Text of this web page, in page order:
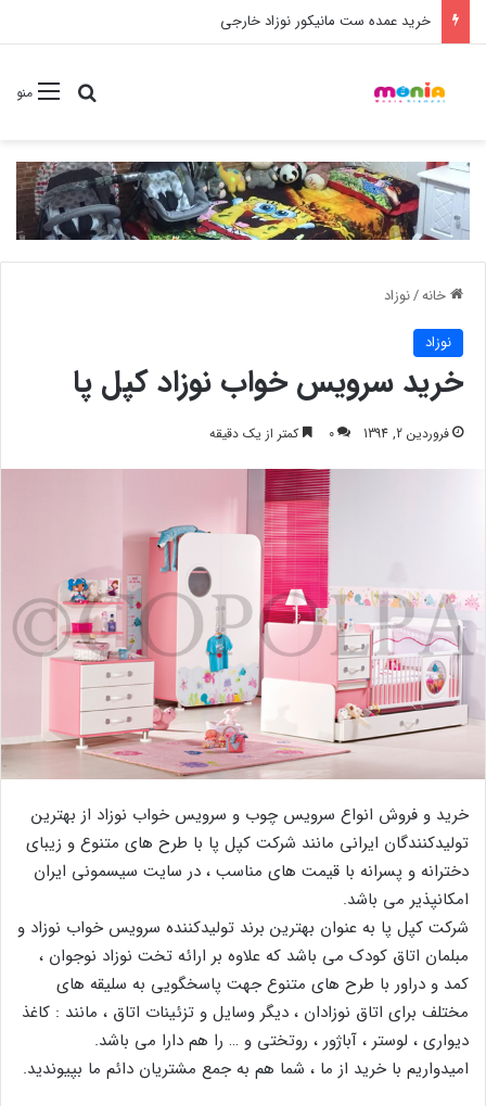
خرید شامپو سر و بدن 500 میل کودک موستلا
منوجستجو
خانه/نوزاد
نوزاد
خرید سرویس خواب نوزاد کپل پا
فروردین 2, 1394 0 کمتر از یک دقیقه
خرید و فروش انواع سرویس چوب و سرویس خواب نوزاد از بهترین
تولیدکنندگان ایرانی مانند شرکت کپل پا با طرح های متنوع و زیبای
دخترانه و پسرانه با قیمت های مناسب ، در سایت سیسمونی ایران
امکانپذیر می باشد.
شرکت کپل پا به عنوان بهترین برند تولیدکننده سرویس خواب نوزاد و
مبلمان اتاق کودک می باشد که علاوه بر ارائه تخت نوزاد نوجوان ،
کمد و دراور با طرح های متنوع جهت پاسخگویی به سلیقه های
مختلف برای اتاق نوزادان ، دیگر وسایل و تزئینات اتاق ، مانند : کاغذ
دیواری ، لوستر ، آباژور ، روتختی و … را هم دارا می باشد.
امیدواریم با خرید از ما ، شما هم به جمع مشتریان دائم ما بپیوندید.